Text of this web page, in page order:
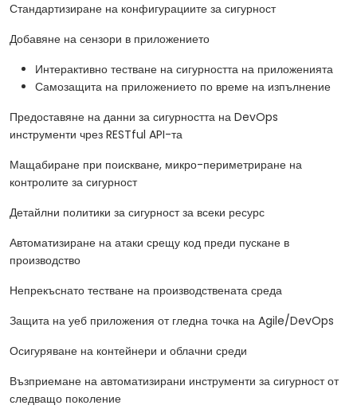
Стандартизиране на конфигурациите за сигурност
Добавяне на сензори в приложението
Интерактивно тестване на сигурността на приложенията
Самозащита на приложението по време на изпълнение
Предоставяне на данни за сигурността на DevOps
инструменти чрез RESTful API-та
Мащабиране при поискване, микро-периметриране на
контролите за сигурност
Детайлни политики за сигурност за всеки ресурс
Автоматизиране на атаки срещу код преди пускане в
производство
Непрекъснато тестване на производствената среда
Защита на уеб приложения от гледна точка на Agile/DevOps
Осигуряване на контейнери и облачни среди
Възприемане на автоматизирани инструменти за сигурност от
следващо поколение